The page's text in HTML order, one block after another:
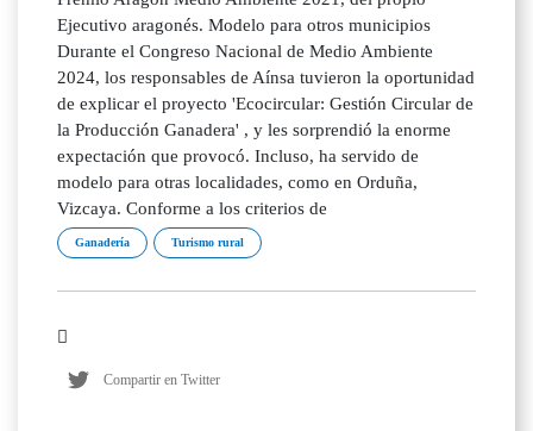
Ejecutivo aragonés. Modelo para otros municipios
Durante el Congreso Nacional de Medio Ambiente
2024, los responsables de Aínsa tuvieron la oportunidad
de explicar el proyecto 'Ecocircular: Gestión Circular de
la Producción Ganadera' , y les sorprendió la enorme
expectación que provocó. Incluso, ha servido de
modelo para otras localidades, como en Orduña,
Vizcaya. Conforme a los criterios de
Ganadería Turismo rural
Compartir en Twitter